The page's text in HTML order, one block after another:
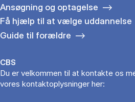
Ansøgning og optagelse
Få hjælp til at vælge uddannelse
Guide til forældre
CBS
Du er velkommen til at kontakte os
vores kontaktoplysninger her: